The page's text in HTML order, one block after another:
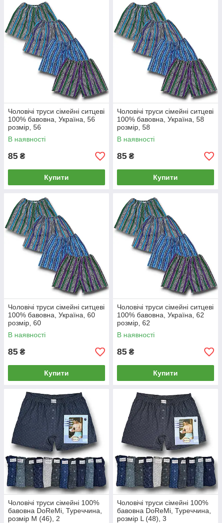
Чоловічі труси сімейні ситцеві
100% бавовна, Україна, 56
розмір, 56
В наявності
85 ₴
Купити
Чоловічі труси сімейні ситцеві
100% бавовна, Україна, 58
розмір, 58
В наявності
85 ₴
Купити
Чоловічі труси сімейні ситцеві
100% бавовна, Україна, 60
розмір, 60
В наявності
85 ₴
Купити
Чоловічі труси сімейні ситцеві
100% бавовна, Україна, 62
розмір, 62
В наявності
85 ₴
Купити
Чоловічі труси сімейні 100%
бавовна DoReMi, Туреччина,
розмір M (46), 2
Чоловічі труси сімейні 100%
бавовна DoReMi, Туреччина,
розмір L (48), 3